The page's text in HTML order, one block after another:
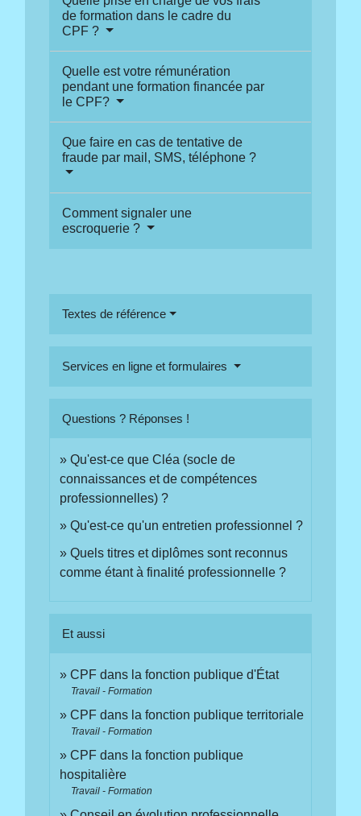
de formation dans le cadre du
CPF ?
Quelle est votre rémunération
pendant une formation financée par
le CPF?
Que faire en cas de tentative de
fraude par mail, SMS, téléphone ?
Comment signaler une
escroquerie ?
Textes de référence
Services en ligne et formulaires
Questions ? Réponses !
Qu'est-ce que Cléa (socle de
connaissances et de compétences
professionnelles) ?
Qu'est-ce qu'un entretien professionnel ?
Quels titres et diplômes sont reconnus
comme étant à finalité professionnelle ?
Et aussi
CPF dans la fonction publique d'État
Travail - Formation
CPF dans la fonction publique territoriale
Travail - Formation
CPF dans la fonction publique
hospitalière
Travail - Formation